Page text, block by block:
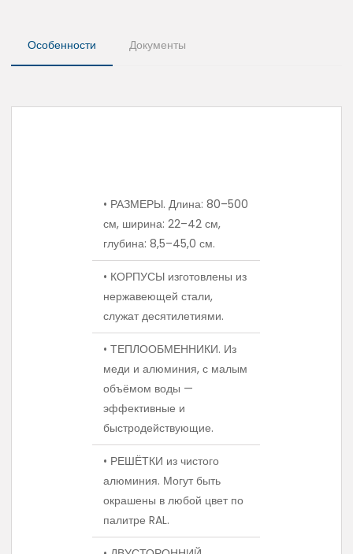
Особенности Документы
• РАЗМЕРЫ. Длина: 80–500
см, ширина: 22–42 см,
глубина: 8,5–45,0 см.
• КОРПУСЫ изготовлены из
нержавеющей стали,
служат десятилетиями.
• ТЕПЛООБМЕННИКИ. Из
меди и алюминия, с малым
объёмом воды —
эффективные и
быстродействующие.
• РЕШЁТКИ из чистого
алюминия. Могут быть
окрашены в любой цвет по
палитре RAL.